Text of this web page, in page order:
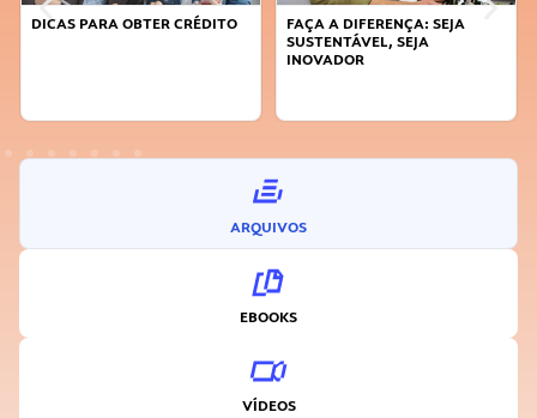
DICAS PARA OBTER CRÉDITO
FAÇA A DIFERENÇA: SEJA
SUSTENTÁVEL, SEJA
INOVADOR
ARQUIVOS
EBOOKS
VÍDEOS